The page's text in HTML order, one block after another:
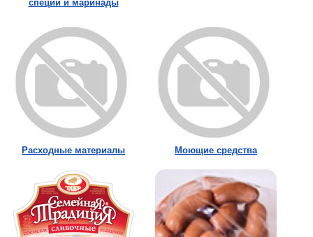
специи и маринады
Расходные материалы Моющие средства